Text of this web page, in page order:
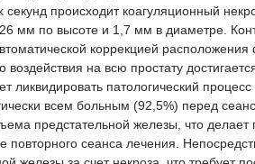
секунд происходит коагуляционный
мм по высоте и 1,7 мм в диаметре.
коррекцией
воздействия на всю простату
ликвидировать патологический
всем больным (92,5%) перед
предстательной железы, что
сеанса лечения.